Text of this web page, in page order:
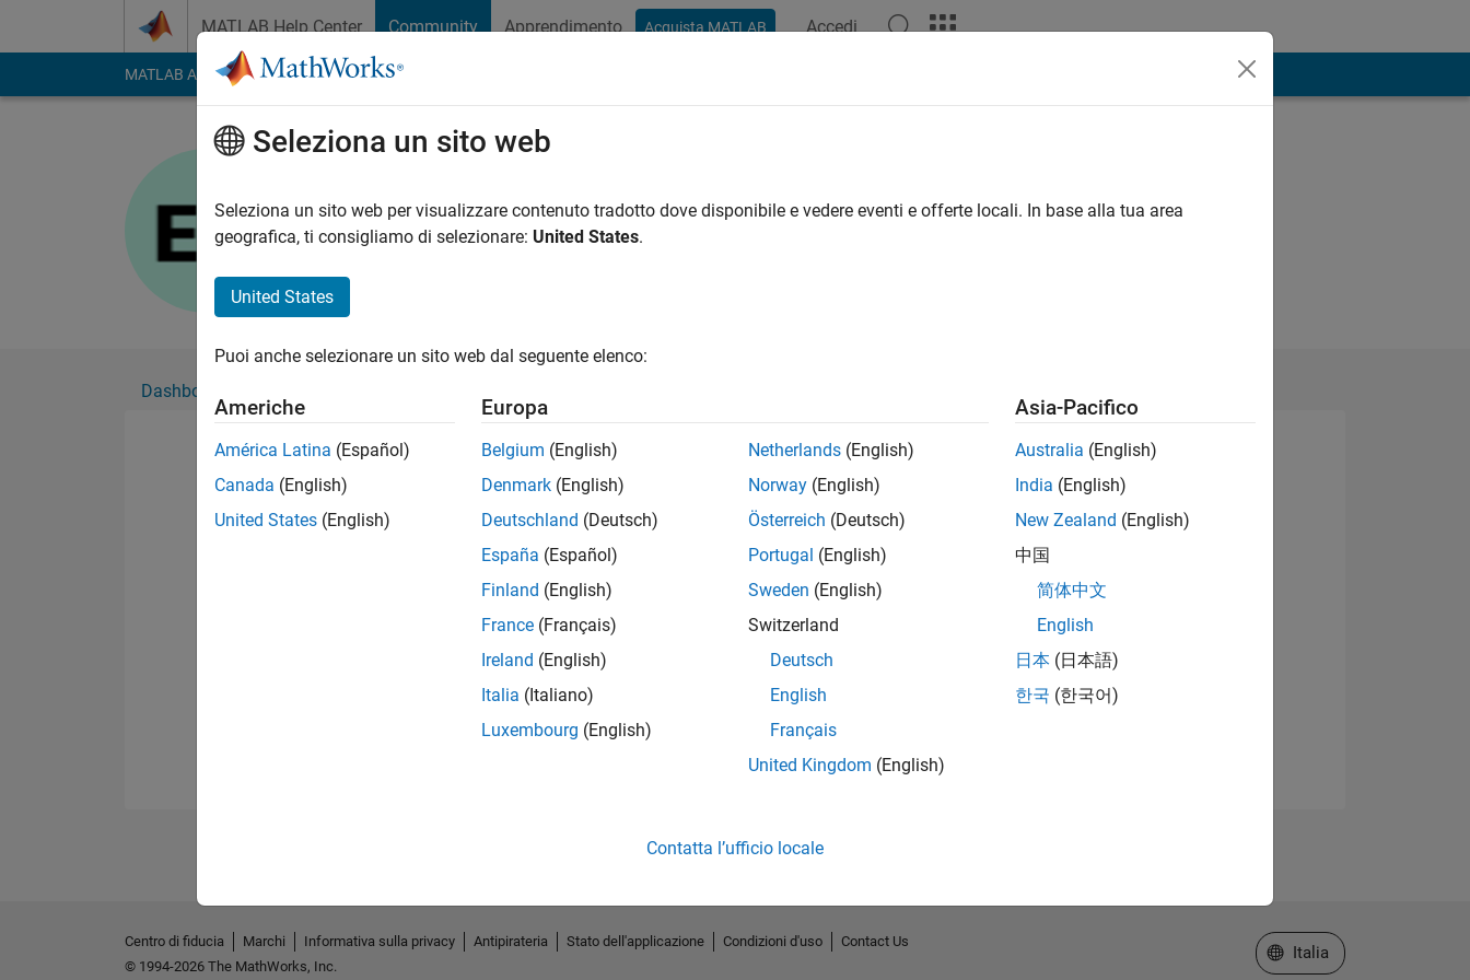
MATLAB Help Center Community Apprendimento Acquista MATLAB Accedi
MATLAB Answers File Exchange Cody
Followers:0Following:0
Dashboard
Please to endorse this person in a skill
No Endorsements received
Seleziona un sito web
Seleziona un sito web per visualizzare contenuto tradotto dove disponibile e vedere eventi e offerte locali. In base alla tua area
geografica, ti consigliamo di selezionare: United States.
United States
Puoi anche selezionare un sito web dal seguente elenco:
Americhe
América Latina (Español)
Canada (English)
United States (English)
Europa
Belgium (English)
Denmark (English)
Deutschland (Deutsch)
España (Español)
Finland (English)
France (Français)
Ireland (English)
Italia (Italiano)
Luxembourg (English)
Netherlands (English)
Norway (English)
Österreich (Deutsch)
Portugal (English)
Sweden (English)
Switzerland
Deutsch
English
Français
United Kingdom (English)
Asia-Pacifico
Australia (English)
India (English)
New Zealand (English)
中国
简体中文
English
日本 (日本語)
한국 (한국어)
Contatta l’ufficio locale
Centro di fiducia Marchi Informativa sulla privacy Antipirateria Stato dell'applicazione Condizioni d'uso
Contact Us
© 1994-2026 The MathWorks, Inc.
Seleziona un sito web
Italia